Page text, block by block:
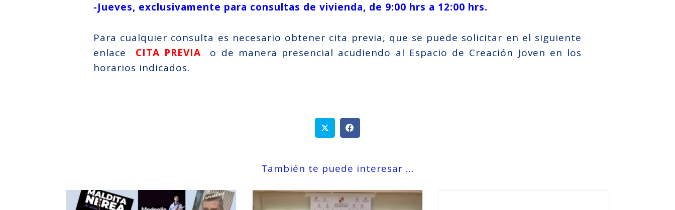
-Jueves, exclusivamente para consultas de vivienda, de 9:00 hrs a 12:00 hrs.
Para cualquier consulta es necesario obtener cita previa, que se puede solicitar en el siguiente
enlace CITA PREVIA
o de manera presencial acudiendo al Espacio de Creación Joven en los
horarios indicados.
También te puede interesar …